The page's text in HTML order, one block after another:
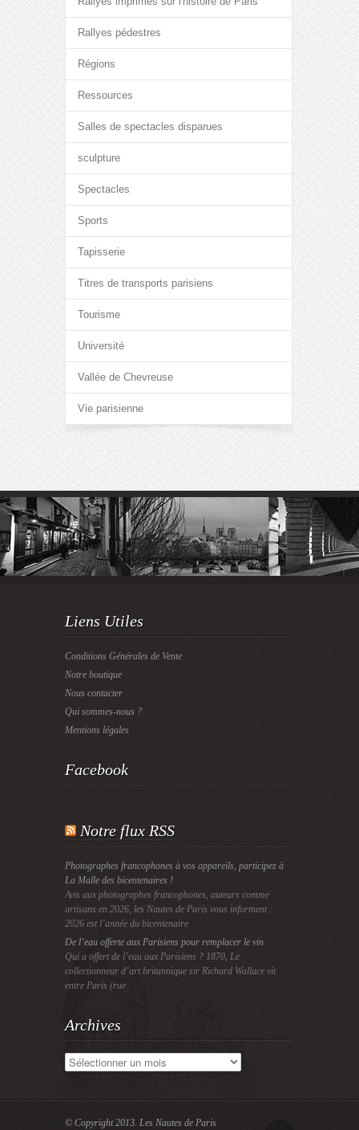
Rallyes pédestres
Régions
Ressources
Salles de spectacles disparues
sculpture
Spectacles
Sports
Tapisserie
Titres de transports parisiens
Tourisme
Université
Vallée de Chevreuse
Vie parisienne
Liens Utiles
Conditions Générales de Vente
Notre boutique
Nous contacter
Qui sommes-nous ?
Mentions légales
Facebook
Notre flux RSS
Photographes francophones à vos appareils, participez à
La Malle des bicentenaires !
Avis aux photographes francophones, auteurs comme
artisans en 2026, les Nautes de Paris vous informent :
2026 est l’année du bicentenaire
De l’eau offerte aux Parisiens pour remplacer le vin
Qui a offert de l’eau aux Parisiens ? 1870, Le
collectionneur d’art britannique sir Richard Wallace vit
entre Paris (rue
Archives
Archives
© Copyright 2013. Les Nautes de Paris